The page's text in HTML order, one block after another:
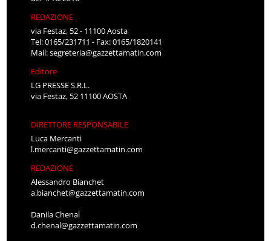
REDAZIONE
via Festaz, 52 - 11100 Aosta
Tel: 0165/231711 - Fax: 0165/1820141
Mail:segreteria@gazzettamatin.com
Editore
LG PRESSE S.R.L.
via Festaz, 52 11100 AOSTA
DIRETTORE RESPONSABILE
Luca Mercanti
l.mercanti@gazzettamatin.com
REDAZIONE
Alessandro Bianchet
a.bianchet@gazzettamatin.com
Danila Chenal
d.chenal@gazzettamatin.com